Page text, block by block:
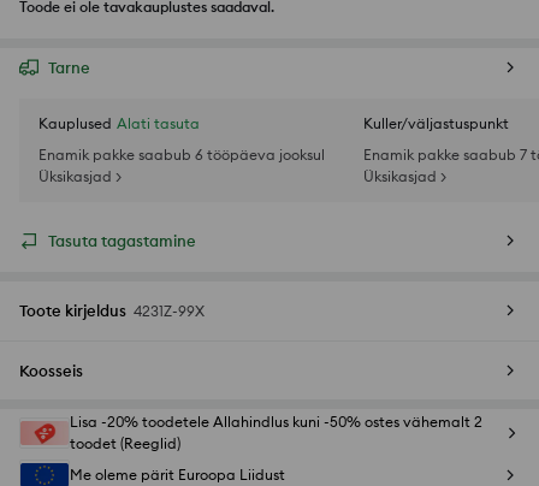
Toode ei ole tavakauplustes saadaval.
Tarne
Kauplused Alati tasuta
Enamik pakke saabub 6 tööpäeva jooksul
Üksikasjad >
Kuller/väljastuspunkt
Enamik pakke saabub 7
Üksikasjad >
Tasuta tagastamine
Toote kirjeldus 4231Z-99X
Koosseis
Lisa -20% toodetele Allahindlus kuni -50% ostes vähemalt 2
toodet (Reeglid)
Me oleme pärit Euroopa Liidust